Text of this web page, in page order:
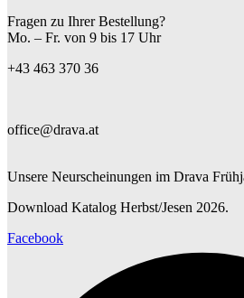
Fragen zu Ihrer Bestellung?
Mo. – Fr. von 9 bis 17 Uhr
+43 463 370 36
office@drava.at
Unsere Neurscheinungen im Drava
Download Katalog Herbst/Jesen 2026.
Facebook